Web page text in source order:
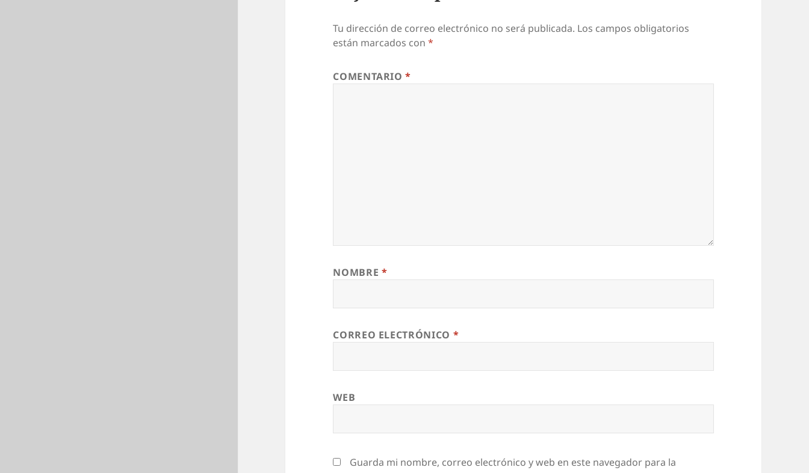
Tu dirección de correo electrónico no será publicada. Los campos obligatorios
están marcados con*
COMENTARIO*
NOMBRE *
CORREO ELECTRÓNICO *
WEB
Guarda mi nombre, correo electrónico y web en este navegador para la